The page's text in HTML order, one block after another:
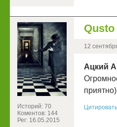
Историй: 70
Коментов: 144
Рег: 16.05.2015
Qusto
12
Ацкий
приятно)
Цитировать